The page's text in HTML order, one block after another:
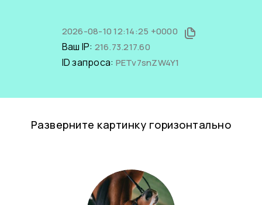
2026-08-10 12:14:25 +0000
Ваш IP: 216.73.217.60
ID запроса: PETv7snZW4Y1
Разверните картинку горизонтально